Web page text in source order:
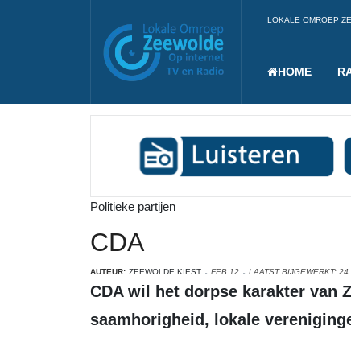
LOKALE OMROEP
HOME
Politieke partijen
CDA
AUTEUR: ZEEWOLDE KIEST FEB 12 LAATST BIJGEWERKT:
CDA wil het dorpse karakter van Zeewolde behouden en versterken. De partij benadrukt het belang van
saamhorigheid, lokale